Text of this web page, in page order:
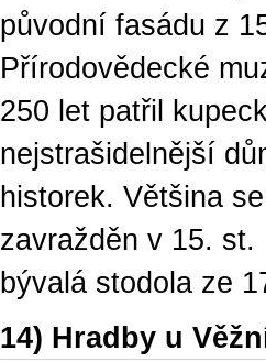
původní fasádu z
Přírodovědecké
250 let patřil
nejstrašidelnější
historek. Většina
zavražděn v 15.
bývalá stodola ze
14) Hradby u